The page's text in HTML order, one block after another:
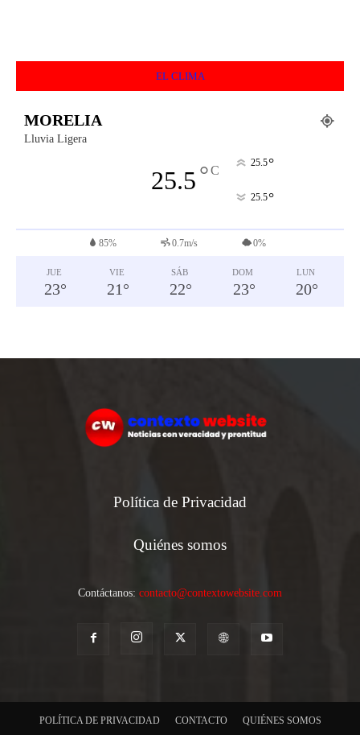
EL CLIMA
MORELIA
Lluvia Ligera
25.5°C
25.5°
25.5°
85% 0.7m/s 0%
JUE
23°
VIE
21 °
SÁB
22°
DOM
23°
LUN
20°
Política de Privacidad
Quiénes somos
Contáctanos: contacto@contextowebsite.com
POLÍTICA DE PRIVACIDAD CONTACTO QUIÉNES SOMOS